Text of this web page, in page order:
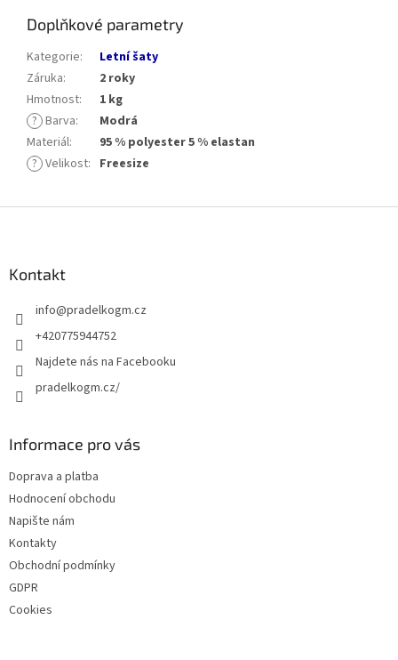
Doplňkové parametry
Kategorie:
Letní šaty
Záruka:
2 roky
Hmotnost:
1 kg
? Barva:
Modrá
Materiál:
95 % polyester 5 % elastan
? Velikost: Freesize
Kontakt
info@pradelkogm.cz
+420775944752
Najdete nás na Facebooku
pradelkogm.cz/
Informace pro vás
Doprava a platba
Hodnocení obchodu
Napište nám
Kontakty
Obchodní podmínky
GDPR
Cookies